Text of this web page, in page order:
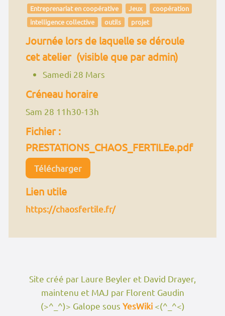
Entreprenariat en coopérative Jeux
coopération
intelligence collective
outils projet
Journée lors de laquelle se déroule
cet atelier (visible que par admin)
Samedi 28 Mars
Créneau horaire
Sam 28 11h30-13h
Fichier :
PRESTATIONS_CHAOS_FERTILEe.pdf
Télécharger
Lien utile
https://chaosfertile.fr/
Site créé par Laure Beyler et David Drayer,
maintenu et MAJ par Florent Gaudin
(>^_^)> Galope sous YesWiki<(^_^<)